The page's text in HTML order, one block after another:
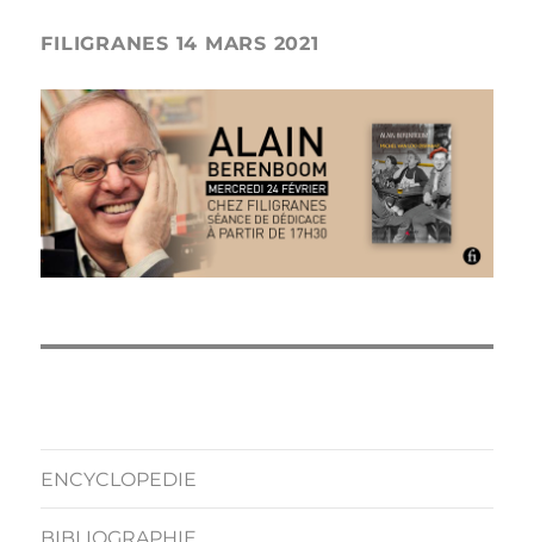
FILIGRANES 14 MARS 2021
ENCYCLOPEDIE
BIBLIOGRAPHIE